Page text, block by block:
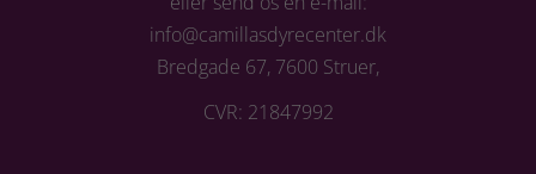
info@camillasdyrecenter.dk
Bredgade 67, 7600 Struer,
CVR: 21847992